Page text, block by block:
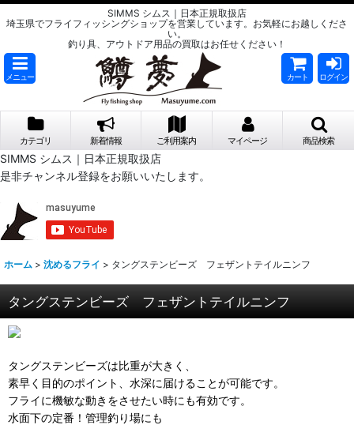
SIMMS シムス｜日本正規取扱店
埼玉県でフライフィッシングショップを営業しています。お気軽にお越しくださ
い。
釣り具、アウトドア用品の買取はお任せください！
メニュー カート ログイン
カテゴリ 新着情報 ご利用案内 マイページ 商品検索
SIMMS シムス｜日本正規取扱店
是非チャンネル登録をお願いいたします。
ホーム > 沈めるフライ > タングステンビーズ フェザントテイルニンフ
タングステンビーズ フェザントテイルニンフ
タングステンビーズは比重が大きく、
素早く目的のポイント、水深に届けることが可能です。
フライに機敏な動きをさせたい時にも有効です。
水面下の定番！管理釣り場にも